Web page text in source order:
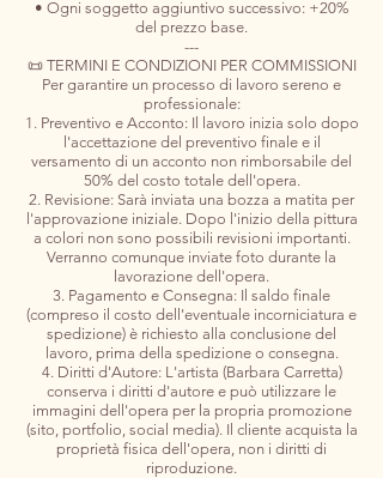
• Ogni soggetto aggiuntivo successivo: +20%
del prezzo base.
---
📜 TERMINI E CONDIZIONI PER COMMISSIONI
Per garantire un processo di lavoro sereno e
professionale:
1. Preventivo e Acconto: Il lavoro inizia solo dopo
l'accettazione del preventivo finale e il
versamento di un acconto non rimborsabile del
50% del costo totale dell'opera.
2. Revisione: Sarà inviata una bozza a matita per
l'approvazione iniziale. Dopo l'inizio della pittura
a colori non sono possibili revisioni importanti.
Verranno comunque inviate foto durante la
lavorazione dell'opera.
3. Pagamento e Consegna: Il saldo finale
(compreso il costo dell'eventuale incorniciatura e
spedizione) è richiesto alla conclusione del
lavoro, prima della spedizione o consegna.
4. Diritti d'Autore: L'artista (Barbara Carretta)
conserva i diritti d'autore e può utilizzare le
immagini dell'opera per la propria promozione
(sito, portfolio, social media). Il cliente acquista la
proprietà fisica dell'opera, non i diritti di
riproduzione.